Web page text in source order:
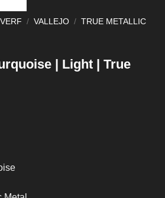
VERF / VALLEJO / TRUE METALLIC
| Light | True